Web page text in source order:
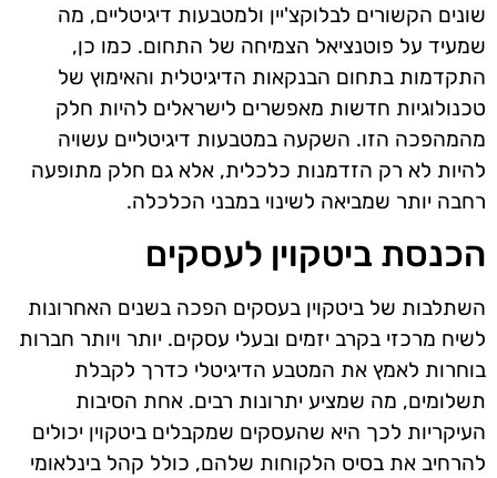
שונים הקשורים לבלוקצ'יין ולמטבעות דיגיטליים, מה
שמעיד על פוטנציאל הצמיחה של התחום. כמו כן,
התקדמות בתחום הבנקאות הדיגיטלית והאימוץ של
טכנולוגיות חדשות מאפשרים לישראלים להיות חלק
מהמהפכה הזו. השקעה במטבעות דיגיטליים עשויה
להיות לא רק הזדמנות כלכלית, אלא גם חלק מתופעה
רחבה יותר שמביאה לשינוי במבני הכלכלה.
הכנסת ביטקוין לעסקים
השתלבות של ביטקוין בעסקים הפכה בשנים האחרונות
לשיח מרכזי בקרב יזמים ובעלי עסקים. יותר ויותר חברות
בוחרות לאמץ את המטבע הדיגיטלי כדרך לקבלת
תשלומים, מה שמציע יתרונות רבים. אחת הסיבות
העיקריות לכך היא שהעסקים שמקבלים ביטקוין יכולים
להרחיב את בסיס הלקוחות שלהם, כולל קהל בינלאומי